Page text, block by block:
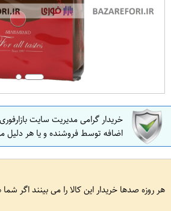
خریدار گرامی مدیریت سایت
اضافه توسط فروشنده و یا هر دلیل
هر روزه صدها خریدار این کالا را می بینند اگر